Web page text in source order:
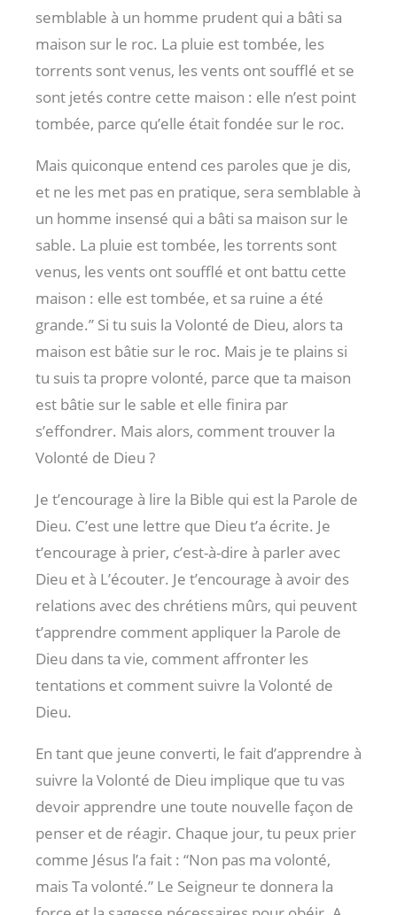
semblable à un homme prudent qui a bâti sa
maison sur le roc. La pluie est tombée, les
torrents sont venus, les vents ont soufflé et se
sont jetés contre cette maison : elle n’est point
tombée, parce qu’elle était fondée sur le roc.
Mais quiconque entend ces paroles que je dis,
et ne les met pas en pratique, sera semblable à
un homme insensé qui a bâti sa maison sur le
sable. La pluie est tombée, les torrents sont
venus, les vents ont soufflé et ont battu cette
maison : elle est tombée, et sa ruine a été
grande.” Si tu suis la Volonté de Dieu, alors ta
maison est bâtie sur le roc. Mais je te plains si
tu suis ta propre volonté, parce que ta maison
est bâtie sur le sable et elle finira par
s’effondrer. Mais alors, comment trouver la
Volonté de Dieu ?
Je t’encourage à lire la Bible qui est la Parole de
Dieu. C’est une lettre que Dieu t’a écrite. Je
t’encourage à prier, c’est-à-dire à parler avec
Dieu et à L’écouter. Je t’encourage à avoir des
relations avec des chrétiens mûrs, qui peuvent
t’apprendre comment appliquer la Parole de
Dieu dans ta vie, comment affronter les
tentations et comment suivre la Volonté de
Dieu.
En tant que jeune converti, le fait d’apprendre à
suivre la Volonté de Dieu implique que tu vas
devoir apprendre une toute nouvelle façon de
penser et de réagir. Chaque jour, tu peux prier
comme Jésus l’a fait : “Non pas ma volonté,
mais Ta volonté.” Le Seigneur te donnera la